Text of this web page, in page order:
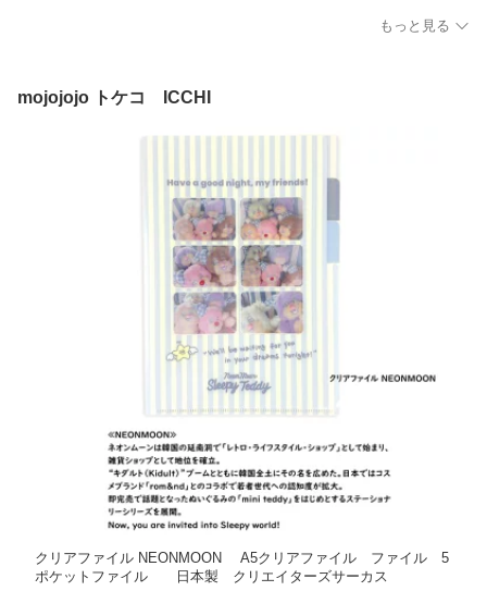
もっと見る
mojojojo トケコ ICCHI
クリアファイル NEONMOON A5クリアファイル ファイル 5
ポケットファイル 日本製 クリエイターズサーカス